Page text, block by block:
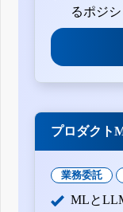
るポジシ
プロダクト
業務委託
MLと